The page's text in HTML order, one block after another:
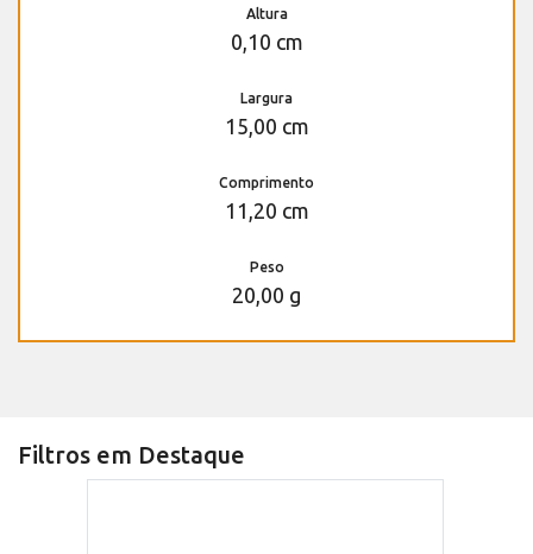
Altura
0,10 cm
Largura
15,00 cm
Comprimento
11,20 cm
Peso
20,00 g
Filtros em Destaque